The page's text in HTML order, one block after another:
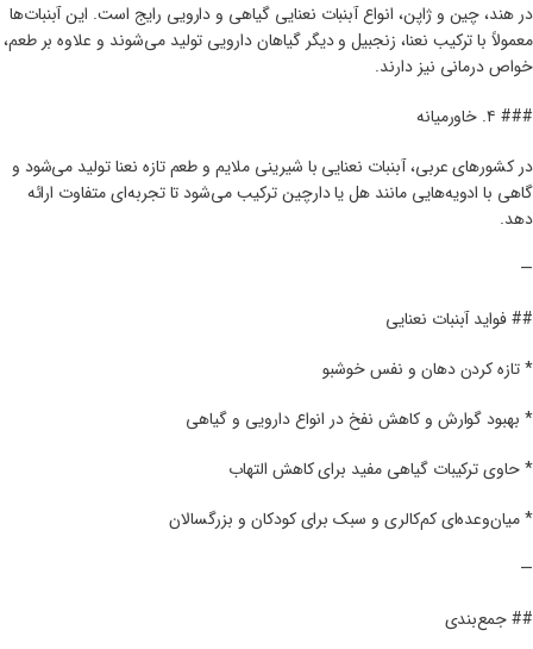
در هند، چین و ژاپن، انواع آبنبات نعنایی گیاهی و دارویی رایج است. این آبنبات‌ها
معمولاً با ترکیب نعنا، زنجبیل و دیگر گیاهان دارویی تولید می‌شوند و علاوه بر طعم،
خواص درمانی نیز دارند.
### ۴. خاورمیانه
در کشورهای عربی، آبنبات نعنایی با شیرینی ملایم و طعم تازه نعنا تولید می‌شود و
گاهی با ادویه‌هایی مانند هل یا دارچین ترکیب می‌شود تا تجربه‌ای متفاوت ارائه
دهد.
—
## فواید آبنبات نعنایی
* تازه کردن دهان و نفس خوشبو
* بهبود گوارش و کاهش نفخ در انواع دارویی و گیاهی
* حاوی ترکیبات گیاهی مفید برای کاهش التهاب
* میان‌وعده‌ای کم‌کالری و سبک برای کودکان و بزرگسالان
—
## جمع‌بندی